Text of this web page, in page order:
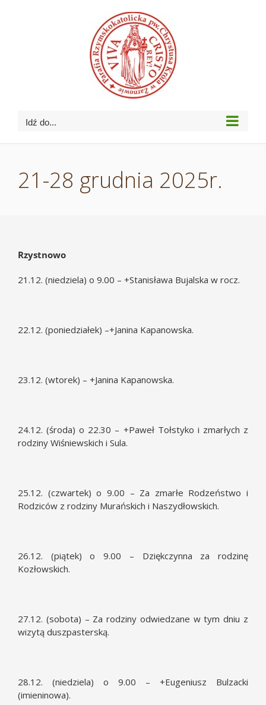
Idź do...
21-28 grudnia 2025r.
Rzystnowo
21.12. (niedziela) o 9.00 – +Stanisława Bujalska w rocz.
22.12. (poniedziałek) –+Janina Kapanowska.
23.12. (wtorek) – +Janina Kapanowska.
24.12. (środa) o 22.30 – +Paweł Tołstyko i zmarłych z
rodziny Wiśniewskich i Sula.
25.12. (czwartek) o 9.00 – Za zmarłe Rodzeństwo i
Rodziców z rodziny Murańskich i Naszydłowskich.
26.12. (piątek) o 9.00 – Dziękczynna za rodzinę
Kozłowskich.
27.12. (sobota) – Za rodziny odwiedzane w tym dniu z
wizytą duszpasterską.
28.12. (niedziela) o 9.00 – +Eugeniusz Bulzacki
(imieninowa).